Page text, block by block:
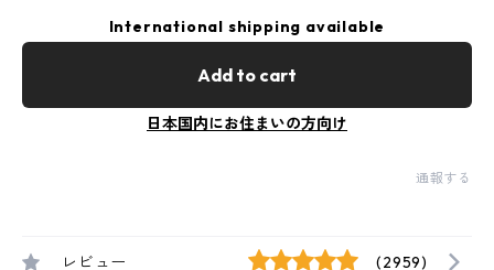
International shipping available
Add to cart
日本国内にお住まいの方向け
通報する
レビュー (2959)